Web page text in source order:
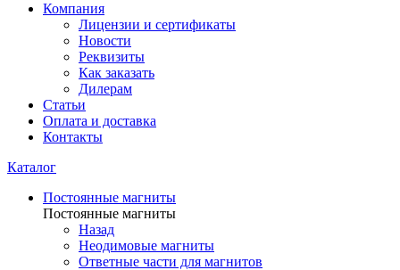
Компания
Лицензии и сертификаты
Новости
Реквизиты
Как заказать
Дилерам
Статьи
Оплата и доставка
Контакты
Каталог
Постоянные магниты
Постоянные магниты
Назад
Неодимовые магниты
Ответные части для магнитов